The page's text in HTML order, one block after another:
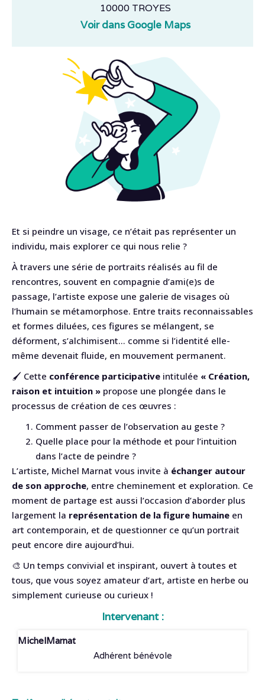
10000 TROYES
Voir dans Google Maps
Et si peindre un visage, ce n’était pas représenter un
individu, mais explorer ce qui nous relie ?
À travers une série de portraits réalisés au fil de
rencontres, souvent en compagnie d’ami(e)s de
passage, l’artiste expose une galerie de visages où
l’humain se métamorphose. Entre traits reconnaissables
et formes diluées, ces figures se mélangent, se
déforment, s’alchimisent… comme si l’identité elle-
même devenait fluide, en mouvement permanent.
🖌️ Cette conférence participative intitulée « Création,
raison et intuition » propose une plongée dans le
processus de création de ces œuvres :
Comment passer de l’observation au geste ?
Quelle place pour la méthode et pour l’intuition
dans l’acte de peindre ?
L’artiste, Michel Marnat vous invite à échanger autour
de son approche, entre cheminement et exploration. Ce
moment de partage est aussi l’occasion d’aborder plus
largement la représentation de la figure humaine en
art contemporain, et de questionner ce qu’un portrait
peut encore dire aujourd’hui.
🎨 Un temps convivial et inspirant, ouvert à toutes et
tous, que vous soyez amateur d’art, artiste en herbe ou
simplement curieuse ou curieux !
Intervenant :
MichelMarnat
Adhérent bénévole